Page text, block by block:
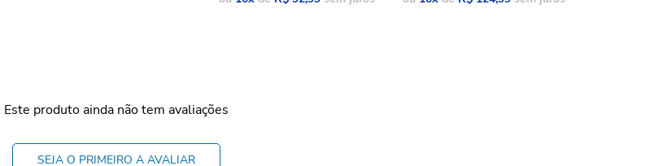
Este produto ainda não tem avaliações
SEJA O PRIMEIRO A AVALIAR